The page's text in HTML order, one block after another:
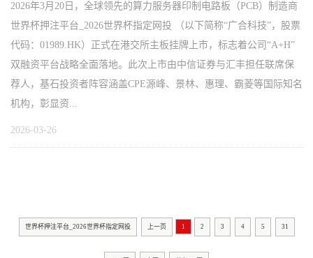
2026年3月20日，全球领先的算力服务器印制电路板（PCB）制造商
世界杯押注平台_2026世界杯指定网投 （以下简称“广合科技”，股票
代码：01989.HK）正式在港交所主板挂牌上市，标志着公司“A+H”
双融资平台战略全面落地。此次上市由中信证券与汇丰担任联席保
荐人，基石投资者阵容涵盖CPE源峰、景林、惠理、霸菱等国际知名
机构，彰显资...
2026-03-26
世界杯押注平台_2026世界杯指定网投 上一页 1 2 3 4 5 31